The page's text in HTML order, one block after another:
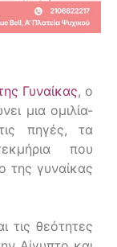
Γυναίκας, ο
μια ομιλία-
πηγές, τα
που
της γυναίκας
τις θεότητες